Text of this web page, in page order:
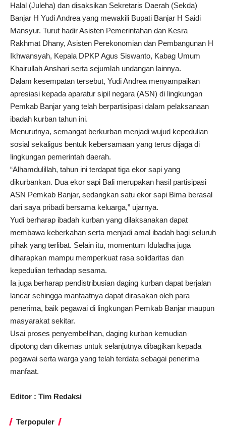
Halal (Juleha) dan disaksikan Sekretaris Daerah (Sekda)
Banjar H Yudi Andrea yang mewakili Bupati Banjar H Saidi
Mansyur. Turut hadir Asisten Pemerintahan dan Kesra
Rakhmat Dhany, Asisten Perekonomian dan Pembangunan H
Ikhwansyah, Kepala DPKP Agus Siswanto, Kabag Umum
Khairullah Anshari serta sejumlah undangan lainnya.
Dalam kesempatan tersebut, Yudi Andrea menyampaikan
apresiasi kepada aparatur sipil negara (ASN) di lingkungan
Pemkab Banjar yang telah berpartisipasi dalam pelaksanaan
ibadah kurban tahun ini.
Menurutnya, semangat berkurban menjadi wujud kepedulian
sosial sekaligus bentuk kebersamaan yang terus dijaga di
lingkungan pemerintah daerah.
“Alhamdulillah, tahun ini terdapat tiga ekor sapi yang
dikurbankan. Dua ekor sapi Bali merupakan hasil partisipasi
ASN Pemkab Banjar, sedangkan satu ekor sapi Bima berasal
dari saya pribadi bersama keluarga,” ujarnya.
Yudi berharap ibadah kurban yang dilaksanakan dapat
membawa keberkahan serta menjadi amal ibadah bagi seluruh
pihak yang terlibat. Selain itu, momentum Iduladha juga
diharapkan mampu memperkuat rasa solidaritas dan
kepedulian terhadap sesama.
Ia juga berharap pendistribusian daging kurban dapat berjalan
lancar sehingga manfaatnya dapat dirasakan oleh para
penerima, baik pegawai di lingkungan Pemkab Banjar maupun
masyarakat sekitar.
Usai proses penyembelihan, daging kurban kemudian
dipotong dan dikemas untuk selanjutnya dibagikan kepada
pegawai serta warga yang telah terdata sebagai penerima
manfaat.
Editor : Tim Redaksi
Terpopuler